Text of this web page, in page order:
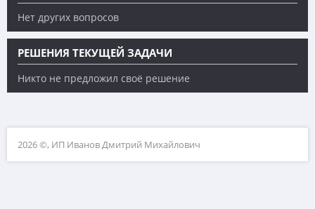
Нет других вопросов
РЕШЕНИЯ ТЕКУЩЕЙ ЗАДАЧИ
Никто не предложил своё решение
2026 ©, ИП Иванов Дмитрий Михайлович